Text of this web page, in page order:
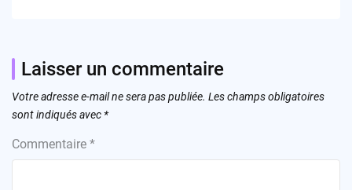
Laisser un commentaire
Votre adresse e-mail ne sera pas publiée. Les champs obligatoires
sont indiqués avec *
Commentaire *